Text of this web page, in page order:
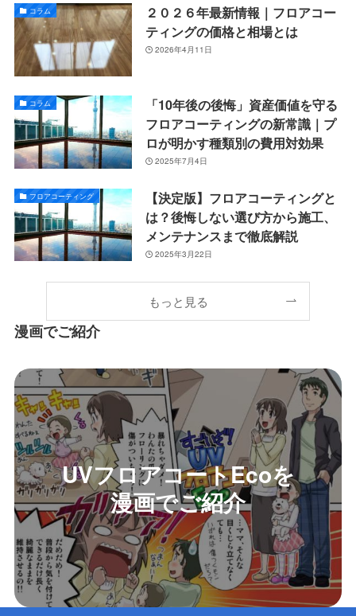
コラム
２０２６年最新情報｜フロアコー
ティングの価格と相場とは
2026年4月11日
コラム
「10年後の後悔」資産価値を守る
フロアコーティングの新常識｜プ
ロが明かす種類別の費用対効果
2025年7月4日
フロアコーティング
【決定版】フロアコーティングと
は？後悔しない選び方から施工、
メンテナンスまで徹底解説
2025年3月22日
もっと見る
漫画でご紹介
UVフロアコートEcoを
漫画でご紹介